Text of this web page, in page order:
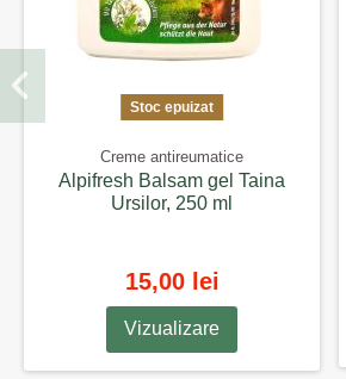
Stoc epuizat
Creme antireumatice
Alpifresh Balsam gel Taina
Ursilor, 250 ml
15,00 lei
Vizualizare